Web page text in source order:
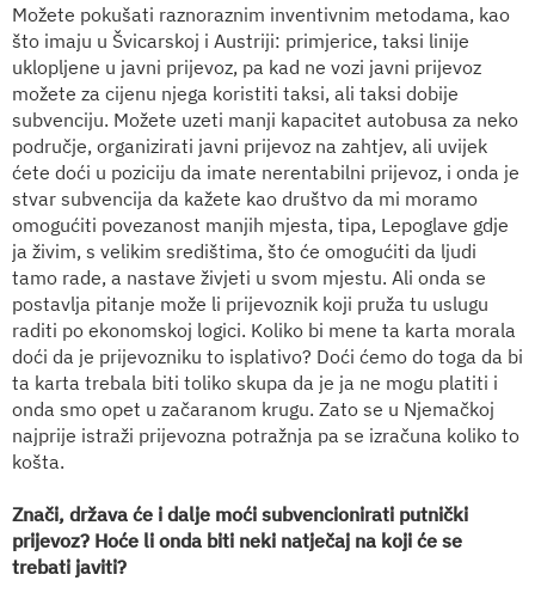
Možete pokušati raznoraznim inventivnim metodama, kao
što imaju u Švicarskoj i Austriji: primjerice, taksi linije
uklopljene u javni prijevoz, pa kad ne vozi javni prijevoz
možete za cijenu njega koristiti taksi, ali taksi dobije
subvenciju. Možete uzeti manji kapacitet autobusa za neko
područje, organizirati javni prijevoz na zahtjev, ali uvijek
ćete doći u poziciju da imate nerentabilni prijevoz, i onda je
stvar subvencija da kažete kao društvo da mi moramo
omogućiti povezanost manjih mjesta, tipa, Lepoglave gdje
ja živim, s velikim središtima, što će omogućiti da ljudi
tamo rade, a nastave živjeti u svom mjestu. Ali onda se
postavlja pitanje može li prijevoznik koji pruža tu uslugu
raditi po ekonomskoj logici. Koliko bi mene ta karta morala
doći da je prijevozniku to isplativo? Doći ćemo do toga da bi
ta karta trebala biti toliko skupa da je ja ne mogu platiti i
onda smo opet u začaranom krugu. Zato se u Njemačkoj
najprije istraži prijevozna potražnja pa se izračuna koliko to
košta.
Znači, država će i dalje moći subvencionirati putnički
prijevoz? Hoće li onda biti neki natječaj na koji će se
trebati javiti?